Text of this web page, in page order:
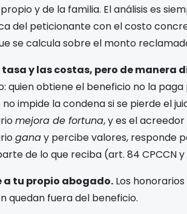
y de la familia. El análisis es
del peticionante con el costo
se calcula sobre el monto
tasa y las costas, pero de manera
quien obtiene el beneficio no la
impide la condena si se pierde el
mejora de fortuna, y es el
ganay percibe valores, responde
de lo que reciba (art. 84 CPCCN
a tu propio abogado. Los
quedan fuera del beneficio.